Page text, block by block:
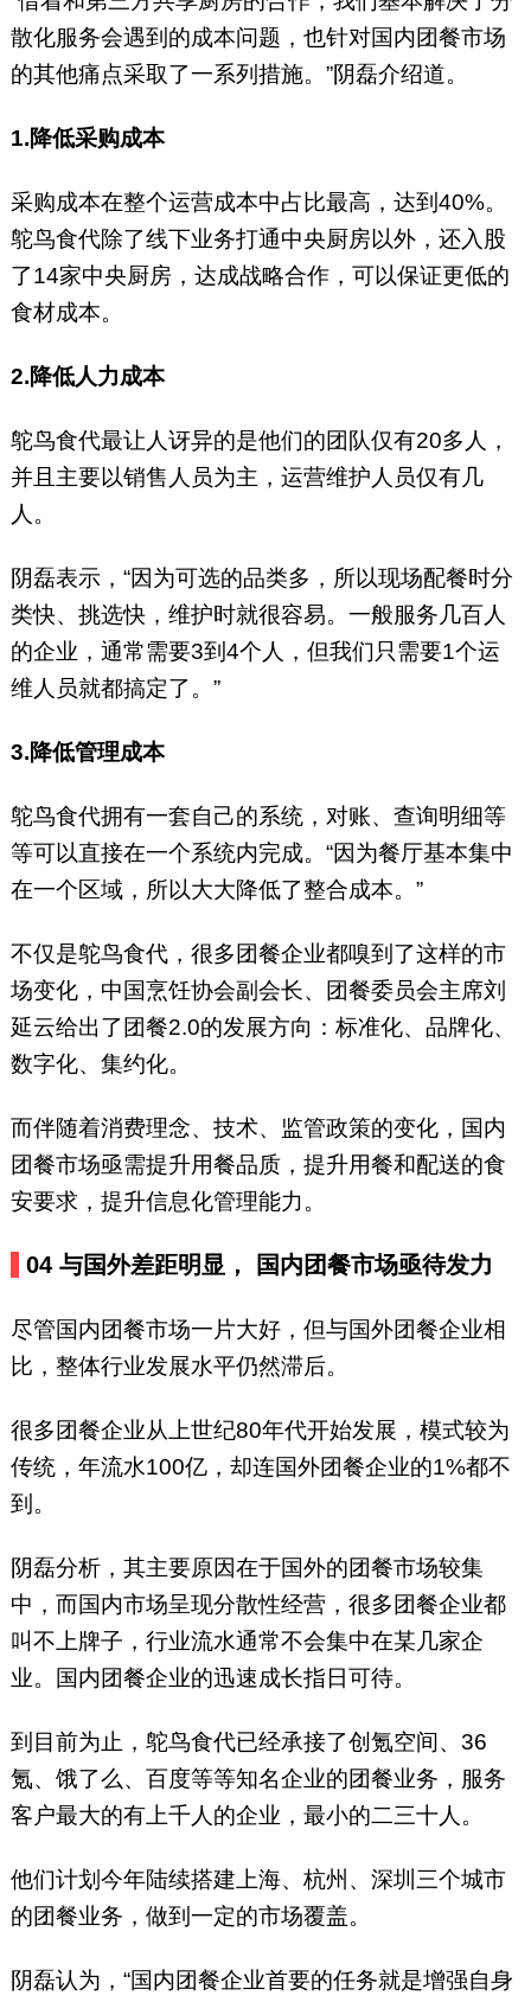
散化服务会遇到的成本问题，也针对国内团餐市场
的其他痛点采取了一系列措施。”阴磊介绍道。
1.降低采购成本
采购成本在整个运营成本中占比最高，达到40%。
鸵鸟食代除了线下业务打通中央厨房以外，还入股
了14家中央厨房，达成战略合作，可以保证更低的
食材成本。
2.降低人力成本
鸵鸟食代最让人讶异的是他们的团队仅有20多人，
并且主要以销售人员为主，运营维护人员仅有几
人。
阴磊表示，“因为可选的品类多，所以现场配餐时分
类快、挑选快，维护时就很容易。一般服务几百人
的企业，通常需要3到4个人，但我们只需要1个运
维人员就都搞定了。”
3.降低管理成本
鸵鸟食代拥有一套自己的系统，对账、查询明细等
等可以直接在一个系统内完成。“因为餐厅基本集中
在一个区域，所以大大降低了整合成本。”
不仅是鸵鸟食代，很多团餐企业都嗅到了这样的市
场变化，中国烹饪协会副会长、团餐委员会主席刘
延云给出了团餐2.0的发展方向：标准化、品牌化、
数字化、集约化。
而伴随着消费理念、技术、监管政策的变化，国内
团餐市场亟需提升用餐品质，提升用餐和配送的食
安要求，提升信息化管理能力。
04与国外差距明显， 国内团餐市场亟待发力
尽管国内团餐市场一片大好，但与国外团餐企业相
比，整体行业发展水平仍然滞后。
很多团餐企业从上世纪80年代开始发展，模式较为
传统，年流水100亿，却连国外团餐企业的1%都不
到。
阴磊分析，其主要原因在于国外的团餐市场较集
中，而国内市场呈现分散性经营，很多团餐企业都
叫不上牌子，行业流水通常不会集中在某几家企
业。国内团餐企业的迅速成长指日可待。
到目前为止，鸵鸟食代已经承接了创氪空间、36
氪、饿了么、百度等等知名企业的团餐业务，服务
客户最大的有上千人的企业，最小的二三十人。
他们计划今年陆续搭建上海、杭州、深圳三个城市
的团餐业务，做到一定的市场覆盖。
阴磊认为，“国内团餐企业首要的任务就是增强自身